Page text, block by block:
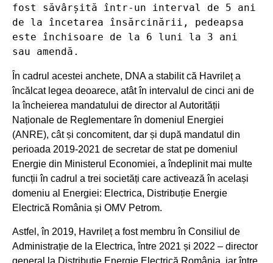
fost săvârșită într-un interval de 5 ani
de la încetarea însărcinării, pedeapsa
este închisoare de la 6 luni la 3 ani
sau amendă.
În cadrul acestei anchete, DNA a stabilit că Havrileț a
încălcat legea deoarece, atât în intervalul de cinci ani de
la încheierea mandatului de director al Autorității
Naționale de Reglementare în domeniul Energiei
(ANRE), cât și concomitent, dar și după mandatul din
perioada 2019-2021 de secretar de stat pe domeniul
Energie din Ministerul Economiei, a îndeplinit mai multe
funcții în cadrul a trei societăți care activează în același
domeniu al Energiei: Electrica, Distribuție Energie
Electrică România și OMV Petrom.
Astfel, în 2019, Havrileț a fost membru în Consiliul de
Administrație de la Electrica, între 2021 și 2022 – director
general la Distribuție Energie Electrică România, iar între